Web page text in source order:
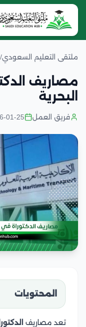
ملتقى التعليم السعودي/
مصاريف
البحرية
فريق العمل 01-25
المحتويات
تعد مصاريف